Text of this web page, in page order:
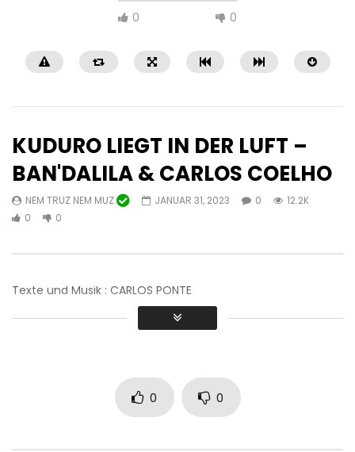
0 0
Später ansehen
CHANCE FT JESSICA NINGUI
FEBRUAR 14, 2023
0
KUDURO LIEGT IN DER LUFT –
BAN'DALILA & CARLOS COELHO
NEM TRUZ NEM MUZ JANUAR 31, 2023 0
12.2K
0
0
Texte und Musik : CARLOS PONTE
0 0